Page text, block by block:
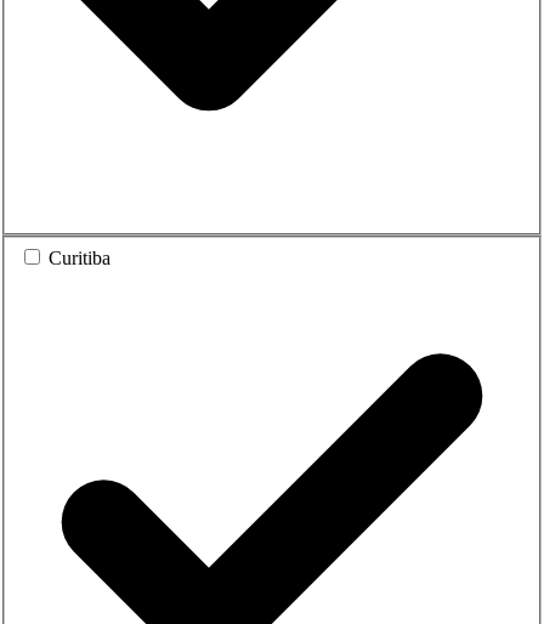
Curitiba